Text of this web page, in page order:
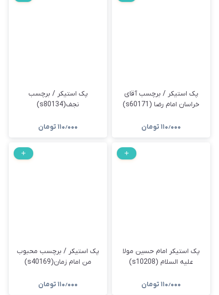
پک استیکر / برچسب آقای
خراسان امام رضا (s60171)
۱۱۰٫۰۰۰ تومان
پک استیکر / برچسب
نجف(s80134)
۱۱۰٫۰۰۰ تومان
پک استیکر امام حسین مولا
علیه السلام (s10208)
۱۱۰٫۰۰۰ تومان
پک استیکر / برچسب محبوب
من امام زمان(s40169)
۱۱۰٫۰۰۰ تومان